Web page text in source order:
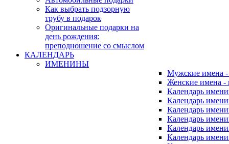
Как выбрать подзорную
трубу в подарок
Оригинальные подарки на
день рождения:
преподношение со смыслом
КАЛЕНДАРЬ
ИМЕНИНЫ
Мужские имена
Женские имена
Календарь
Календарь
Календарь
Календарь
Календарь
Календарь